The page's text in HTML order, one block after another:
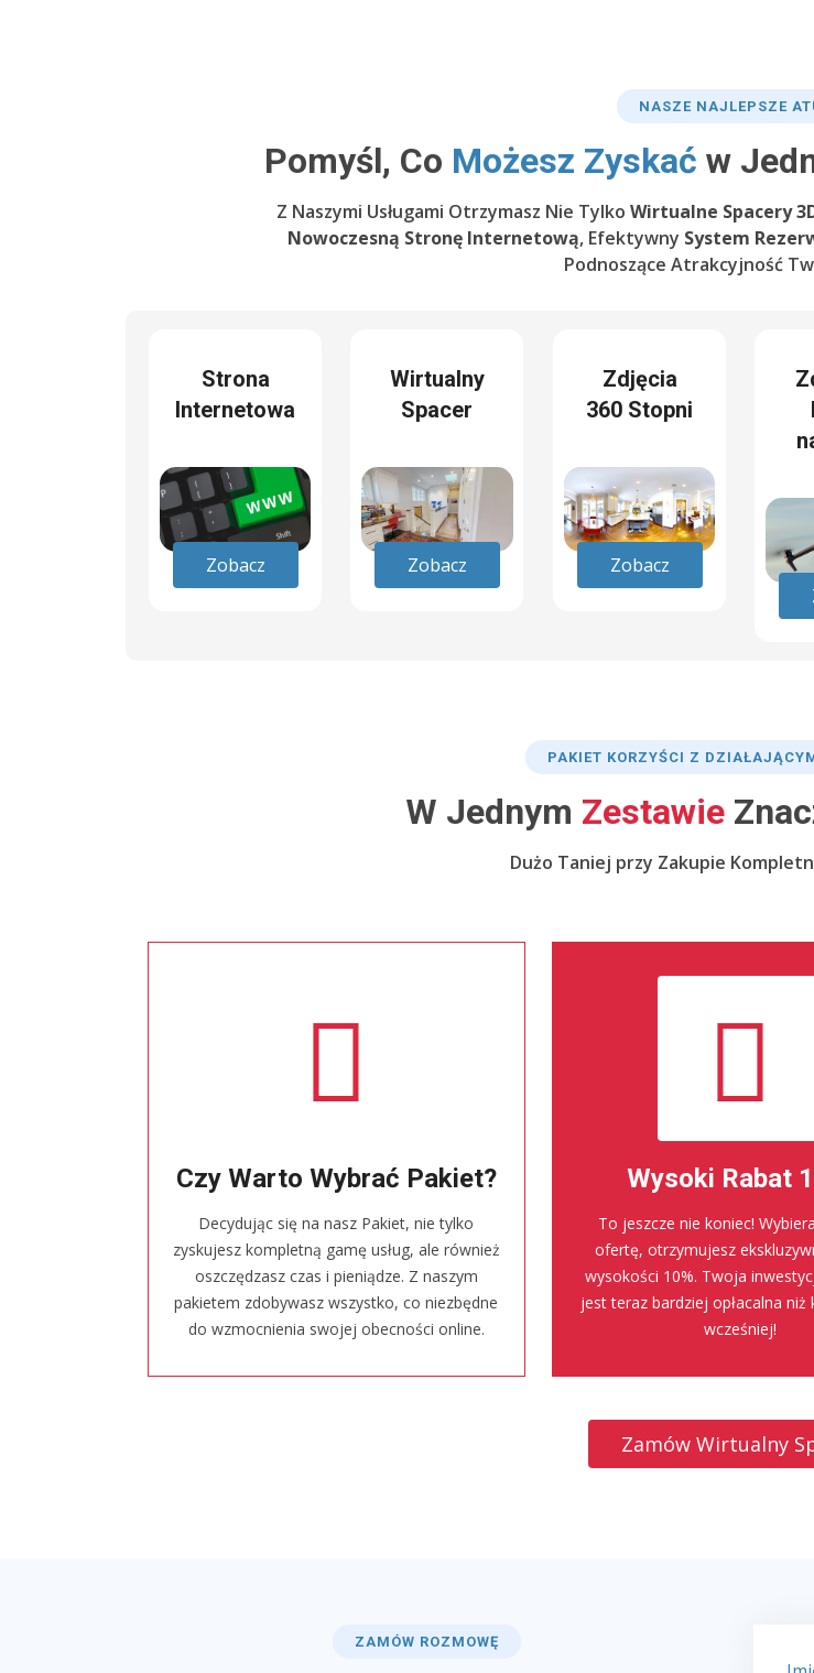
NASZE NAJLEPSZE
Pomyśl, Co Możesz Zyskać w
Z Naszymi Usługami Otrzymasz Nie Tylko Wirtualne Spacery
Nowoczesną Stronę Internetową, Efektywny System
Podnoszące Atrakcyjność
Strona
Internetowa
Zobacz
Wirtualny
Spacer
Zobacz
Zdjęcia
360 Stopni
Zobacz
PAKIET KORZYŚCI Z
W Jednym Zestawie
Dużo Taniej przy Zakupie
Czy Warto Wybrać Pakiet?
Decydując się na nasz Pakiet, nie tylko
zyskujesz kompletną gamę usług, ale również
oszczędzasz czas i pieniądze. Z naszym
pakietem zdobywasz wszystko, co niezbędne
do wzmocnienia swojej obecności online.
Wysoki Rabat
To jeszcze nie koniec!
ofertę, otrzymujesz
wysokości 10%. Twoja
jest teraz bardziej opłacalna niż
wcześniej!
Zamów Wirtualny
ZAMÓW ROZMOWĘ